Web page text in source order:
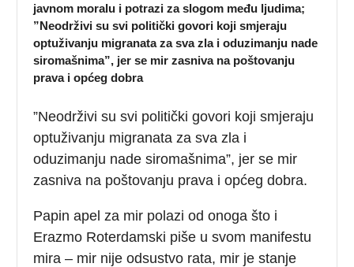
javnom moralu i potrazi za slogom među ljudima;
”Neodrživi su svi politički govori koji smjeraju
optuživanju migranata za sva zla i oduzimanju nade
siromašnima”, jer se mir zasniva na poštovanju
prava i općeg dobra
”Neodrživi su svi politički govori koji smjeraju
optuživanju migranata za sva zla i
oduzimanju nade siromašnima”, jer se mir
zasniva na poštovanju prava i općeg dobra.
Papin apel za mir polazi od onoga što i
Erazmo Roterdamski piše u svom manifestu
mira – mir nije odsustvo rata, mir je stanje